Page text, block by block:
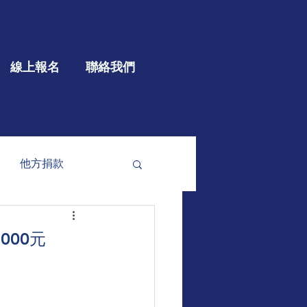
線上報名 聯絡我們
他方捐款
大型公益
元